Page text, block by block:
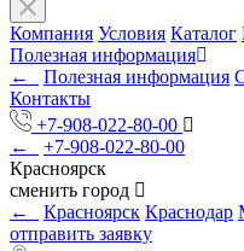
Компания Условия Каталог
Полезная информация
←
Полезная информация
Контакты
+7-908-022-80-00
←
+7-908-022-80-00
Красноярск
сменить город
←
Красноярск Краснодар
отправить заявку